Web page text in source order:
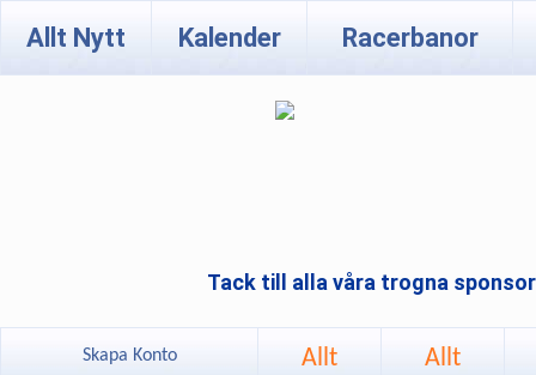
Allt Nytt Kalender Racerbanor
Tack till alla våra trogna
Skapa Konto
Allt
Allt